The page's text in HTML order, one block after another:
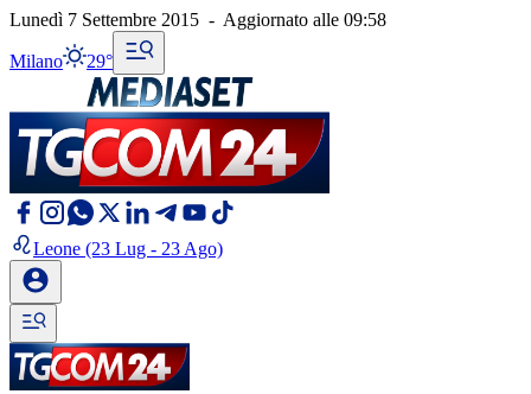
Lunedì 7 Settembre 2015 - Aggiornato alle 09:58
Milano 29°
Leone (23 Lug - 23 Ago)